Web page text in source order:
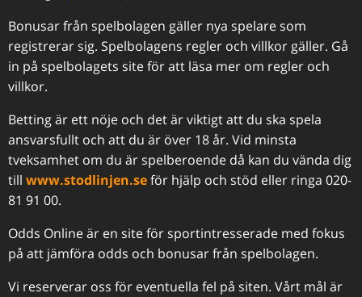
Bonusar från spelbolagen gäller nya spelare som
registrerar sig. Spelbolagens regler och villkor gäller. Gå
in på spelbolagets site för att läsa mer om regler och
villkor.
Betting är ett nöje och det är viktigt att du ska spela
ansvarsfullt och att du är över 18 år. Vid minsta
tveksamhet om du är spelberoende då kan du vända dig
till www.stodlinjen.seför hjälp och stöd eller ringa 020-
81 91 00.
Odds Online är en site för sportintresserade med fokus
på att jämföra odds och bonusar från spelbolagen.
Vi reserverar oss för eventuella fel på siten. Vårt mål är